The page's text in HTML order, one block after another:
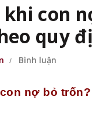
khi con
quy
Bình luận
nợ bỏ